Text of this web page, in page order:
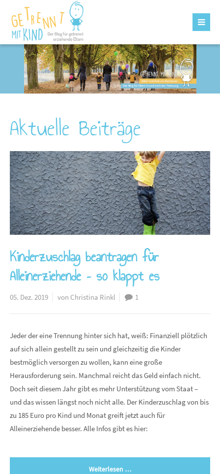
Aktuelle Beiträge
Kinderzuschlag beantragen für
Alleinerziehende – so klappt es
05. Dez. 2019 von Christina Rinkl 1
Jeder der eine Trennung hinter sich hat, weiß: Finanziell plötzlich
auf sich allein gestellt zu sein und gleichzeitig die Kinder
bestmöglich versorgen zu wollen, kann eine große
Herausforderung sein. Manchmal reicht das Geld einfach nicht.
Doch seit diesem Jahr gibt es mehr Unterstützung vom Staat –
und das wissen längst noch nicht alle. Der Kinderzuschlag von bis
zu 185 Euro pro Kind und Monat greift jetzt auch für
Alleinerziehende besser. Alle Infos gibt es hier:
Weiterlesen …